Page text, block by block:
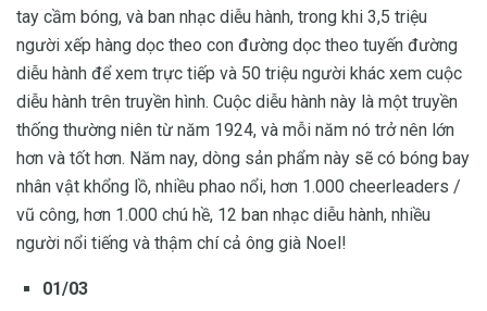
tay cầm bóng, và ban nhạc diễu hành, trong khi 3,5 triệu
người xếp hàng dọc theo con đường dọc theo tuyến đường
diễu hành để xem trực tiếp và 50 triệu người khác xem cuộc
diễu hành trên truyền hình. Cuộc diễu hành này là một truyền
thống thường niên từ năm 1924, và mỗi năm nó trở nên lớn
hơn và tốt hơn. Năm nay, dòng sản phẩm này sẽ có bóng bay
nhân vật khổng lồ, nhiều phao nổi, hơn 1.000 cheerleaders /
vũ công, hơn 1.000 chú hề, 12 ban nhạc diễu hành, nhiều
người nổi tiếng và thậm chí cả ông già Noel!
01/03